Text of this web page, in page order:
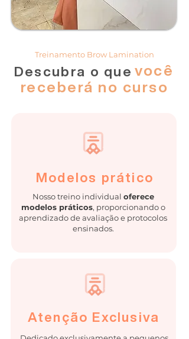
Treinamento Brow Lamination
receberá no curso
você
Descubra o que
Modelos prático
Nosso treino individual oferece
modelos práticos, proporcionando o
aprendizado de avaliação e protocolos
ensinados.
Atenção Exclusiva